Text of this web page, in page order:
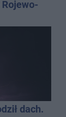
dach.